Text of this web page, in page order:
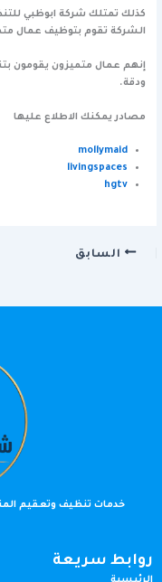
كذلك تمتلك شركة ابوظبي
الشركة تقوم بتوظيف عمال
إنهم عمال متميزون يقومون
ودقة.
مصادر يمكنك الاطلاع عليها
mollymaid
livingspaces
hgtv
السابق
خدمات تنظيف وتعقيم
روابط سريعة